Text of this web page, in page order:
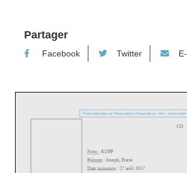
Partager
Facebook Twitter